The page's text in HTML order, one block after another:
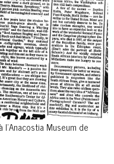
l’Anacostia Museum de